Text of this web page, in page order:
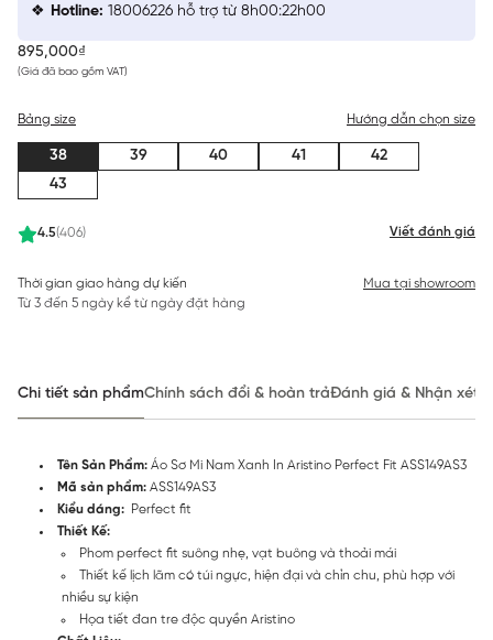
895,000₫
(Giá đã bao gồm VAT)
4.5(406) Viết đánh giá
Bảng size Hướng dẫn chọn size
38 39 40 41
42
43
Thời gian giao hàng dự kiến
Từ 3 đến 5 ngày kể từ ngày đặt hàng
Mua tại showroom
Hotline: 18006226 hỗ trợ từ 8h00:22h00
Chi tiết sản phẩmChính sách đổi & hoàn trảĐánh giá & Nhận xét
Tên Sản Phẩm: Áo Sơ Mi Nam Xanh In Aristino Perfect Fit ASS149AS3
Mã sản phẩm: ASS149AS3
Kiểu dáng: Perfect fit
Thiết Kế:
Phom perfect fit suông nhẹ, vạt buông và thoải mái
Thiết kế lịch lãm có túi ngực, hiện đại và chỉn chu, phù hợp với
nhiều sự kiện
Họa tiết đan tre độc quyền Aristino